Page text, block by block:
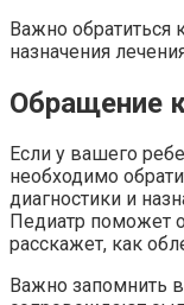
Важно обратиться
назначения
Обращение
Если у вашего
необходимо
диагностики и
Педиатр поможет
расскажет, как
Важно запомнить